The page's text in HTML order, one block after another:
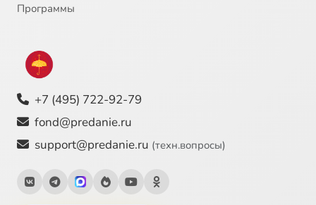
Программы
+7 (495) 722-92-79
fond@predanie.ru
support@predanie.ru (техн.вопросы)